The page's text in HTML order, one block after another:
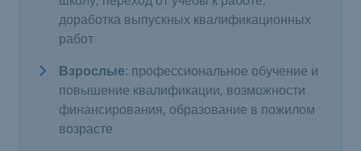
доработка выпускных квалификационных
работ
Взрослые: профессиональное обучение и
повышение квалификации, возможности
финансирования, образование в пожилом
возрасте